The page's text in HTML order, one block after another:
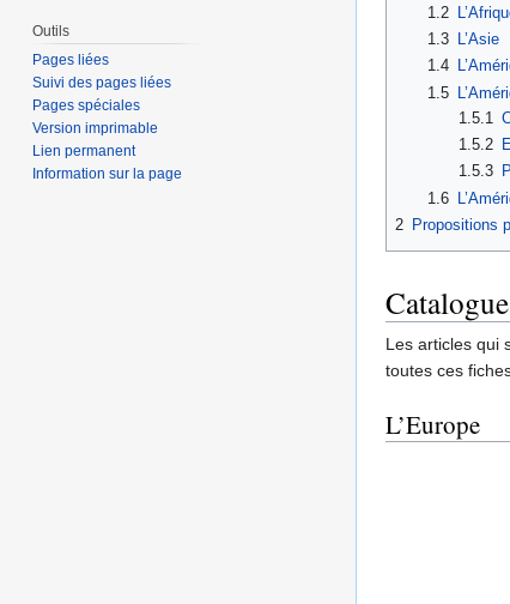
1.2
1.3
L’Asie
1.4
1.5
1.5.1
1.5.2
1.5.3
1.6
2 Propositions
Les articles qui
toutes ces
L’Europe
Outils
Pages liées
Suivi des pages liées
Pages spéciales
Version imprimable
Lien permanent
Information sur la page